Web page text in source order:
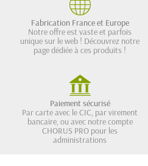
Fabrication France et Europe
Notre offre est vaste et parfois
unique sur le web ! Découvrez notre
page dédiée à ces produits !
Paiement sécurisé
Par carte avec le CIC, par virement
bancaire, ou avec notre compte
CHORUS PRO pour les
administrations